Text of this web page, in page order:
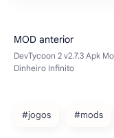
#jogos #mods